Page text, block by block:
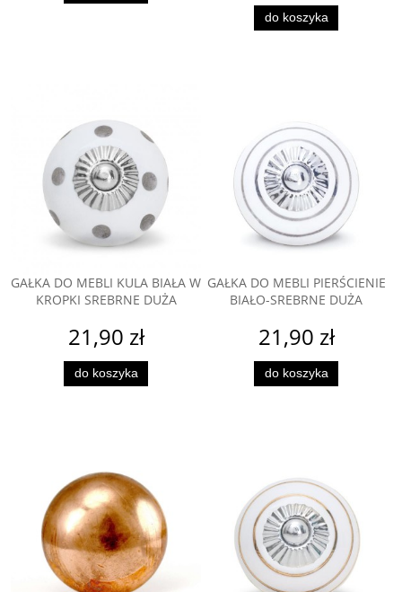
do koszyka
GAŁKA DO MEBLI KULA BIAŁA W
KROPKI SREBRNE DUŻA
21,90 zł
do koszyka
GAŁKA DO MEBLI PIERŚCIENIE
BIAŁO-SREBRNE DUŻA
21,90 zł
do koszyka